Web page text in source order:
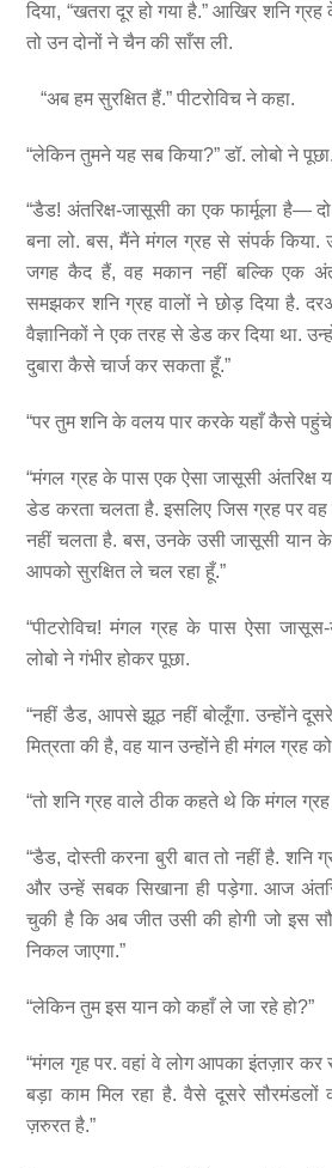
दिया, “खतरा दूर हो गया है.” आखिर शनि
तो उन दोनों ने चैन की साँस ली.
“अब हम सुरक्षित हैं.” पीटरोविच ने कहा.
“लेकिन तुमने यह सब किया?” डॉ. लोबो ने पूछा.
“डैड! अंतरिक्ष-जासूसी का एक फार्मूला है—
बना लो. बस, मैंने मंगल ग्रह से संपर्क किया.
जगह कैद हैं, वह मकान नहीं बल्कि एक
समझकर शनि ग्रह वालों ने छोड़ दिया है.
वैज्ञानिकों ने एक तरह से डेड कर दिया था.
दुबारा कैसे चार्ज कर सकता हूँ.”
“पर तुम शनि के वलय पार करके यहाँ कैसे
“मंगल ग्रह के पास एक ऐसा जासूसी अंतरिक्ष
डेड करता चलता है. इसलिए जिस ग्रह पर वह
नहीं चलता है. बस, उनके उसी जासूसी यान के
आपको सुरक्षित ले चल रहा हूँ.”
“पीटरोविच! मंगल ग्रह के पास ऐसा
लोबो ने गंभीर होकर पूछा.
“नहीं डैड, आपसे झूठ नहीं बोलूँगा. उन्होंने
मित्रता की है, वह यान उन्होंने ही मंगल ग्रह को
“तो शनि ग्रह वाले ठीक कहते थे कि मंगल
“डैड, दोस्ती करना बुरी बात तो नहीं है. शनि
और उन्हें सबक सिखाना ही पड़ेगा. आज
चुकी है कि अब जीत उसी की होगी जो इस
निकल जाएगा.”
“लेकिन तुम इस यान को कहाँ ले जा रहे हो?”
“मंगल गृह पर. वहां वे लोग आपका इंतज़ार
बड़ा काम मिल रहा है. वैसे दूसरे सौरमंडलों
ज़रुरत है.”